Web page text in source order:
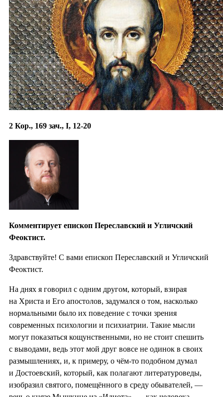
2 Кор., 169 зач., I, 12-20
Комментирует епископ Переславский и Угличский
Феоктист.
Здравствуйте! С вами епископ Переславский и Угличский
Феоктист.
На днях я говорил с одним другом, который, взирая
на Христа и Его апостолов, задумался о том, насколько
нормальными было их поведение с точки зрения
современных психологии и психиатрии. Такие мысли
могут показаться кощунственными, но не стоит спешить
с выводами, ведь этот мой друг вовсе не одинок в своих
размышлениях, и, к примеру, о чём-то подобном думал
и Достоевский, который, как полагают литературоведы,
изобразил святого, помещённого в среду обывателей, —